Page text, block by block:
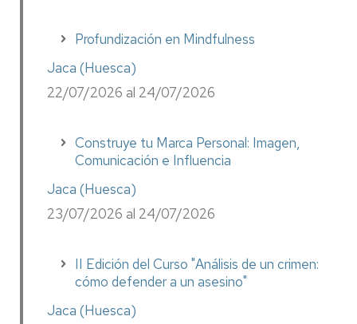
Profundización en Mindfulness
Jaca (Huesca)
22/07/2026 al 24/07/2026
Construye tu Marca Personal: Imagen,
Comunicación e Influencia
Jaca (Huesca)
23/07/2026 al 24/07/2026
II Edición del Curso "Análisis de un crimen:
cómo defender a un asesino"
Jaca (Huesca)